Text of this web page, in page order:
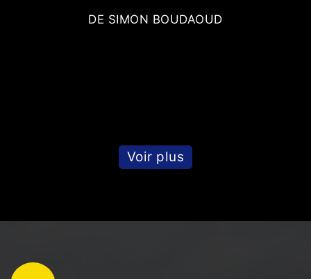
DE SIMON BOUDAOUD
Voir plus